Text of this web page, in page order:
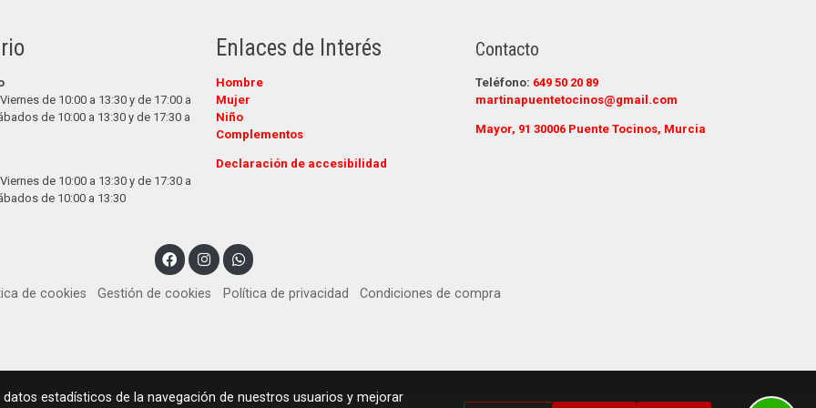
de 10:00 a 13:30 y de 17:00 a
de 10:00 a 13:30 y de 17:30 a
de 10:00 a 13:30 y de 17:30 a
de 10:00 a 13:30
Enlaces de Interés
Hombre
Mujer
Niño
Complementos
Declaración de accesibilidad
Contacto
Teléfono: 649 50 20 89
martinapuentetocinos@gmail.com
Mayor, 91 30006 Puente Tocinos, Murcia
de cookies Gestión de cookies Política de privacidad Condiciones de compra
estadísticos de la navegación de nuestros usuarios y mejorar